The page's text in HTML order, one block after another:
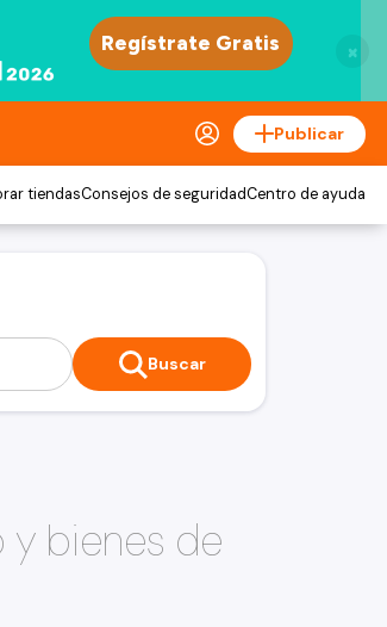
×
Publicar
tiendasConsejos de seguridadCentro de ayuda
Buscar
y bienes de